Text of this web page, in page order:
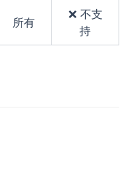
所有
❌ 不支
持